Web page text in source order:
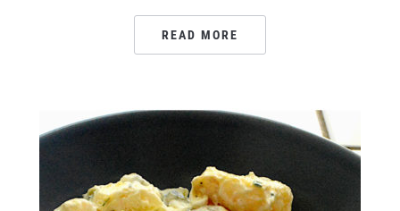
READ MORE